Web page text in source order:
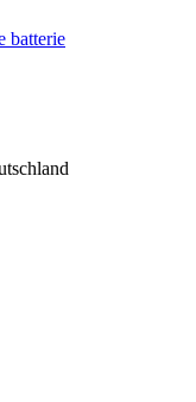
batterie